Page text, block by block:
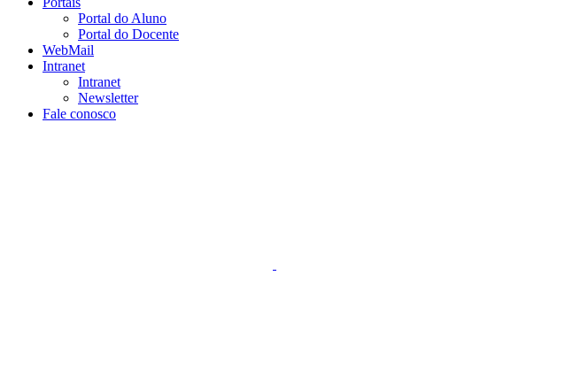
Portal do Aluno
Portal do Docente
WebMail
Intranet
Intranet
Newsletter
Fale conosco